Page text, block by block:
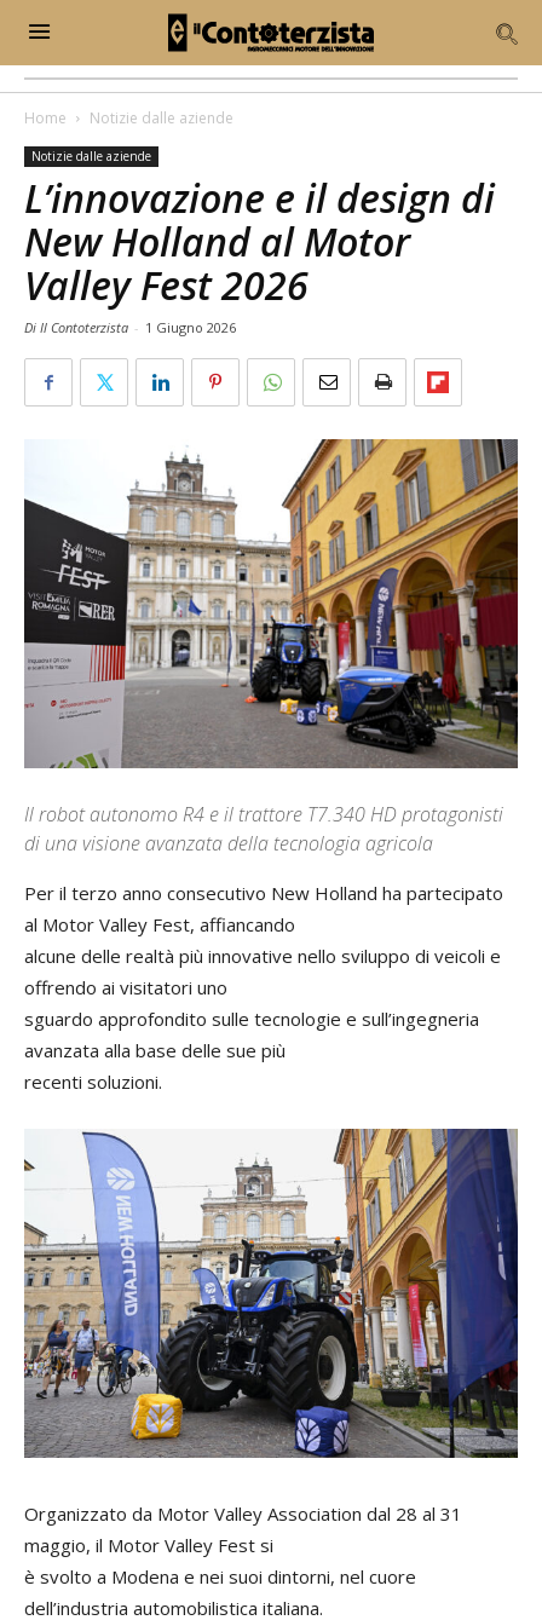
Home Notizie dalle aziende
Notizie dalle aziende
L’innovazione e il design di
New Holland al Motor
Valley Fest 2026
Di Il Contoterzista - 1 Giugno 2026
Il robot autonomo R4 e il trattore T7.340 HD protagonisti
di una visione avanzata della tecnologia agricola
Per il terzo anno consecutivo New Holland ha partecipato
al Motor Valley Fest, affiancando
alcune delle realtà più innovative nello sviluppo di veicoli e
offrendo ai visitatori uno
sguardo approfondito sulle tecnologie e sull’ingegneria
avanzata alla base delle sue più
recenti soluzioni.
Organizzato da Motor Valley Association dal 28 al 31
maggio, il Motor Valley Fest si
è svolto a Modena e nei suoi dintorni, nel cuore
dell’industria automobilistica italiana.